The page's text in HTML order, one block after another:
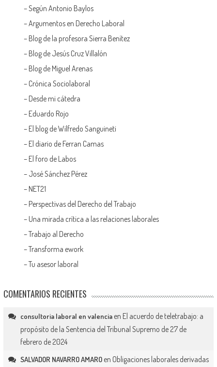
– Según Antonio Baylos
–Argumentos en Derecho Laboral
– Blog de la profesora Sierra Benítez
– Blog de Jesús Cruz Villalón
– Blog de Miguel Arenas
– Crónica Sociolaboral
– Desde mi cátedra
– Eduardo Rojo
– El blog de Wilfredo Sanguineti
– El diario de Ferran Camas
– El foro de Labos
– José Sánchez Pérez
– NET21
– Perspectivas del Derecho del Trabajo
– Una mirada crítica a las relaciones laborales
–Trabajo al Derecho
–Transforma ework
–Tu asesor laboral
COMENTARIOS RECIENTES
consultoria laboral en valenciaen El acuerdo de teletrabajo: a
propósito de la Sentencia del Tribunal Supremo de 27 de
febrero de 2024
SALVADOR NAVARRO AMAROen Obligaciones laborales derivadas